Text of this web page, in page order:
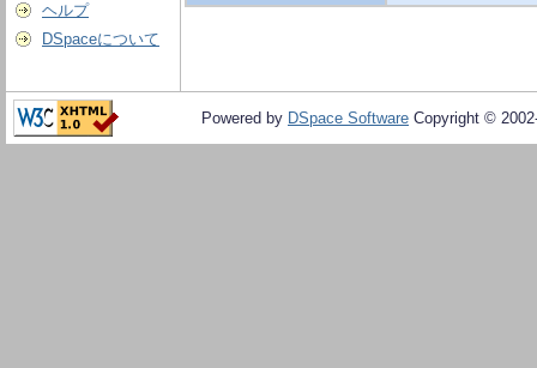
ヘルプ
DSpaceについて
Powered by DSpace Software Copyright ©